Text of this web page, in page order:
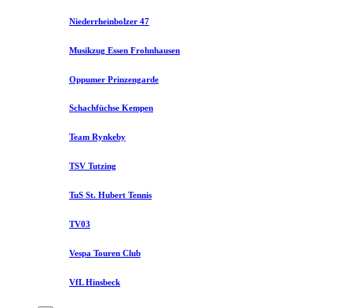
Niederrheinbolzer 47
Musikzug Essen Frohnhausen
Oppumer Prinzengarde
Schachfüchse Kempen
Team Rynkeby
TSV Tutzing
TuS St. Hubert Tennis
TV03
Vespa Touren Club
VfL Hinsbeck